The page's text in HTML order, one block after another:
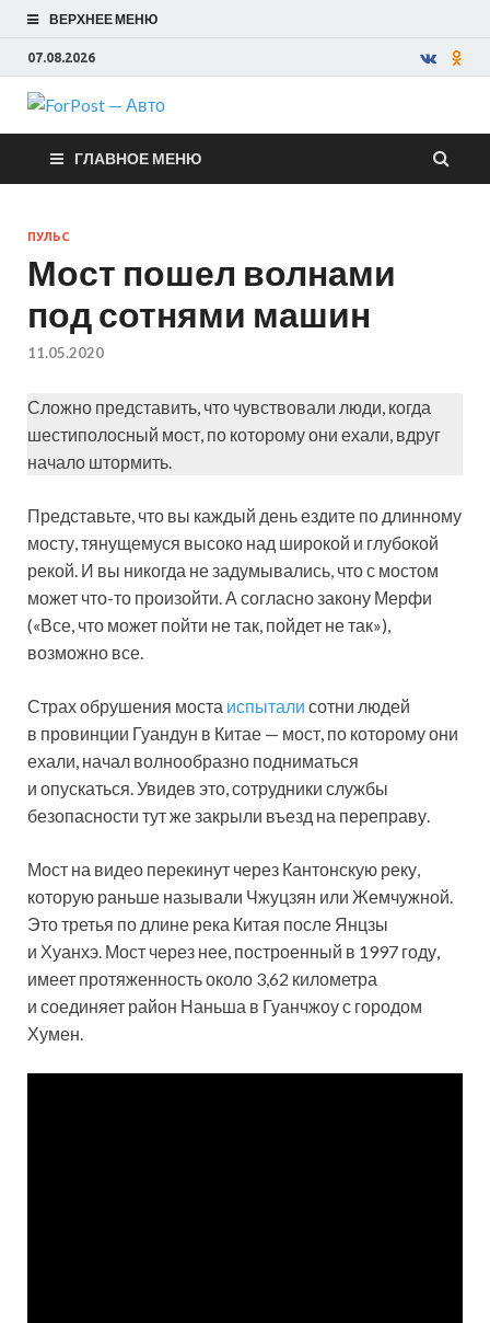
ВЕРХНЕЕ МЕНЮ
07.08.2026
ForPost —
Авто
ГЛАВНОЕ МЕНЮ
ПУЛЬС
Мост пошел волнами
под сотнями машин
11.05.2020
Сложно представить, что чувствовали люди, когда
шестиполосный мост, по которому они ехали, вдруг
начало штормить.
Представьте, что вы каждый день ездите по длинному
мосту, тянущемуся высоко над широкой и глубокой
рекой. И вы никогда не задумывались, что с мостом
может что-то произойти. А согласно закону Мерфи
(«Все, что может пойти не так, пойдет не так»),
возможно все.
Страх обрушения моста испытали сотни людей
в провинции Гуандун в Китае — мост, по которому они
ехали, начал волнообразно подниматься
и опускаться. Увидев это, сотрудники службы
безопасности тут же закрыли въезд на переправу.
Мост на видео перекинут через Кантонскую реку,
которую раньше называли Чжуцзян или Жемчужной.
Это третья по длине река Китая после Янцзы
и Хуанхэ. Мост через нее, построенный в 1997 году,
имеет протяженность около 3,62 километра
и соединяет район Наньша в Гуанчжоу с городом
Хумен.